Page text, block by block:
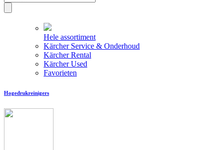
Hele assortiment
Kärcher Service & Onderhoud
Kärcher Rental
Kärcher Used
Favorieten
Hogedrukreinigers